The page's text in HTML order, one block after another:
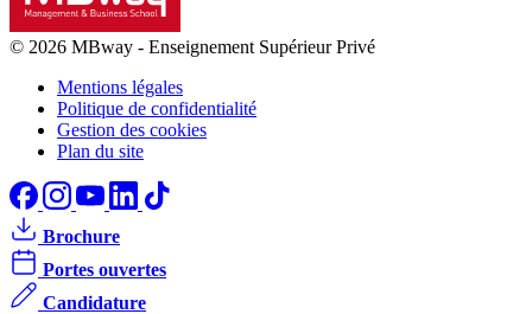
© 2026 MBway - Enseignement Supérieur Privé
Mentions légales
Politique de confidentialité
Gestion des cookies
Plan du site
Brochure
Portes ouvertes
Candidature